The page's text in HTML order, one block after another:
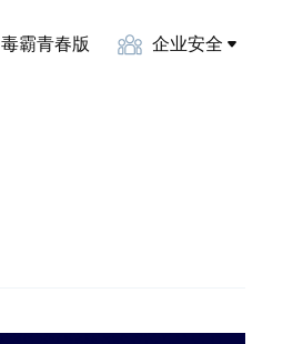
毒霸青春版 企业安全